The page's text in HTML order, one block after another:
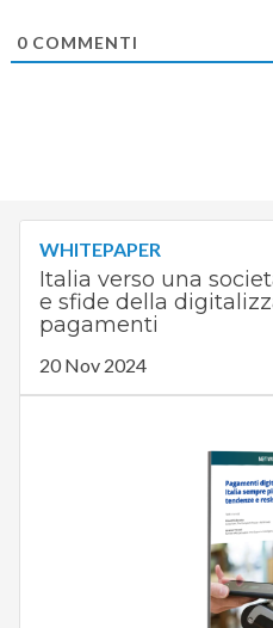
0COMMENTI
WHITEPAPER
Italia verso una
e sfide della
pagamenti
20 Nov 2024